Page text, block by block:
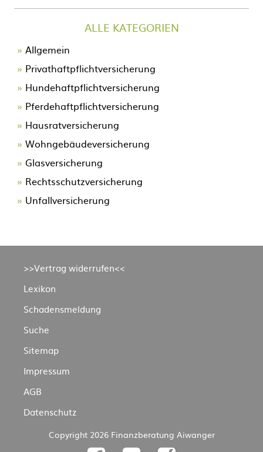
ALLE KATEGORIEN
Allgemein
Privathaftpflichtversicherung
Hundehaftpflichtversicherung
Pferdehaftpflichtversicherung
Hausratversicherung
Wohngebäudeversicherung
Glasversicherung
Rechtsschutzversicherung
Unfallversicherung
>>Vertrag widerrufen<<
Lexikon
Schadensmeldung
Suche
Sitemap
Impressum
AGB
Datenschutz
Copyright 2026 Finanzberatung Aiwanger